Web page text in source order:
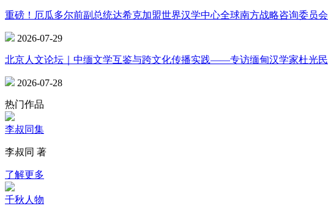
重磅！厄瓜多尔前副总统达希克加盟世界汉学中心全球南方战略咨询委员会
2026-07-29
北京人文论坛｜中缅文学互鉴与跨文化传播实践——专访缅甸汉学家杜光民
2026-07-28
热门作品
李叔同集
李叔同 著
了解更多
千秋人物